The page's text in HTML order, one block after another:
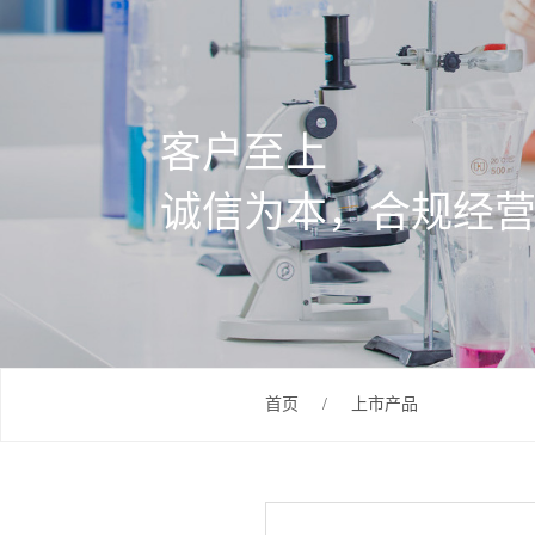
客户至上
诚信为本，合规经
首页 / 上市产品